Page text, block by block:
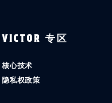
VICTOR 专区
核心技术
隐私权政策